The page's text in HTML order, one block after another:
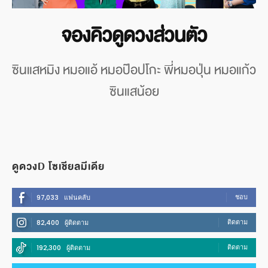
จองคิวดูดวงส่วนตัว
ซินแสหมิง หมอแอ้ หมอป๊อปโกะ พี่หมอปุ่น หมอแก้ว
ซินแสน้อย
ดูดวงD โซเชียลมีเดีย
97,033 แฟนคลับ ชอบ
82,400 ผู้ติดตาม ติดตาม
192,300 ผู้ติดตาม ติดตาม